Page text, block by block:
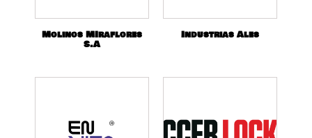
Molinos MIraflores
S.A
Industrias Ales